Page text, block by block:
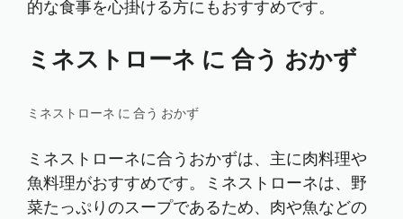
的な食事を心掛ける方にもおすすめです。
ミネストローネ に 合う おかず
ミネストローネ に 合う おかず
ミネストローネに合うおかずは、主に肉料理や
魚料理がおすすめです。ミネストローネは、野
菜たっぷりのスープであるため、肉や魚などの